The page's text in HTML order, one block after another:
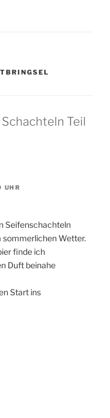
Teil
UHR
Seifenschachteln
Wetter.
finde ich
Duft beinahe
Start ins